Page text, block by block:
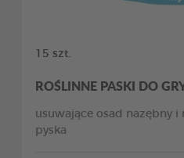
15 szt.
ROŚLINNE PASKI DO
usuwające osad nazębny
pyska